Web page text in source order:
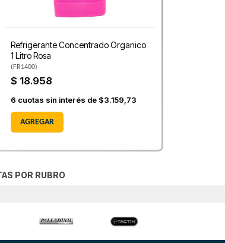
Refrigerante Concentrado Organico
1 Litro Rosa
( FR1400)
$ 18.958
6 cuotas sin interés de $3.159,73
AGREGAR
POR RUBRO